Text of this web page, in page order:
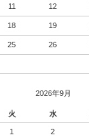
11 12
18 19
25 26
2026年9月
火 水
1 2